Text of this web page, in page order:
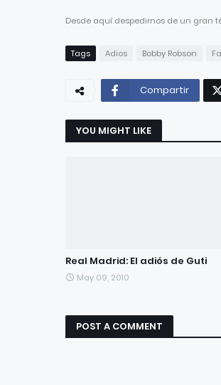
Desde aquí despedirnos de un gran
Tags Adios Bobby Robson
Compartir
YOU MIGHT LIKE
Real Madrid: El adiós de Guti
May 09, 2010
POST A COMMENT